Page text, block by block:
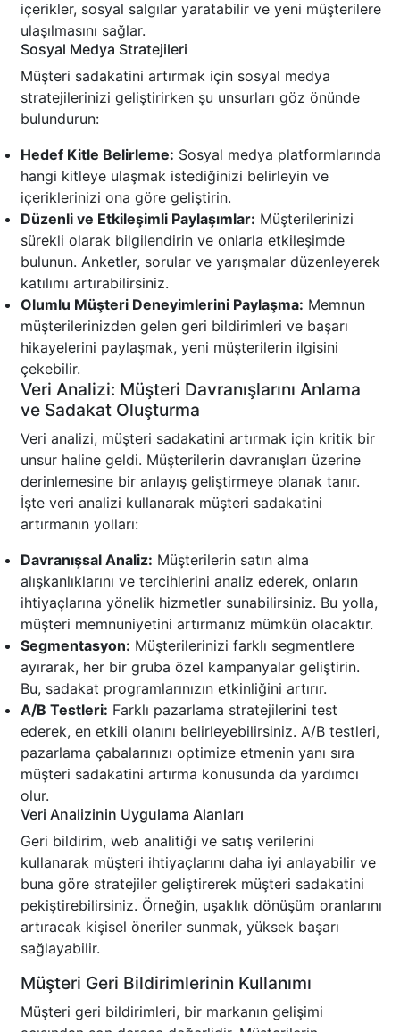
içerikler, sosyal salgılar yaratabilir ve yeni müşterilere
ulaşılmasını sağlar.
Sosyal Medya Stratejileri
Müşteri sadakatini artırmak için sosyal medya
stratejilerinizi geliştirirken şu unsurları göz önünde
bulundurun:
Hedef Kitle Belirleme: Sosyal medya platformlarında
hangi kitleye ulaşmak istediğinizi belirleyin ve
içeriklerinizi ona göre geliştirin.
Düzenli ve Etkileşimli Paylaşımlar: Müşterilerinizi
sürekli olarak bilgilendirin ve onlarla etkileşimde
bulunun. Anketler, sorular ve yarışmalar düzenleyerek
katılımı artırabilirsiniz.
Olumlu Müşteri Deneyimlerini Paylaşma: Memnun
müşterilerinizden gelen geri bildirimleri ve başarı
hikayelerini paylaşmak, yeni müşterilerin ilgisini
çekebilir.
Veri Analizi: Müşteri Davranışlarını Anlama
ve Sadakat Oluşturma
Veri analizi, müşteri sadakatini artırmak için kritik bir
unsur haline geldi. Müşterilerin davranışları üzerine
derinlemesine bir anlayış geliştirmeye olanak tanır.
İşte veri analizi kullanarak müşteri sadakatini
artırmanın yolları:
Davranışsal Analiz: Müşterilerin satın alma
alışkanlıklarını ve tercihlerini analiz ederek, onların
ihtiyaçlarına yönelik hizmetler sunabilirsiniz. Bu yolla,
müşteri memnuniyetini artırmanız mümkün olacaktır.
Segmentasyon: Müşterilerinizi farklı segmentlere
ayırarak, her bir gruba özel kampanyalar geliştirin.
Bu, sadakat programlarınızın etkinliğini artırır.
A/B Testleri: Farklı pazarlama stratejilerini test
ederek, en etkili olanını belirleyebilirsiniz. A/B testleri,
pazarlama çabalarınızı optimize etmenin yanı sıra
müşteri sadakatini artırma konusunda da yardımcı
olur.
Veri Analizinin Uygulama Alanları
Geri bildirim, web analitiği ve satış verilerini
kullanarak müşteri ihtiyaçlarını daha iyi anlayabilir ve
buna göre stratejiler geliştirerek müşteri sadakatini
pekiştirebilirsiniz. Örneğin, uşaklık dönüşüm oranlarını
artıracak kişisel öneriler sunmak, yüksek başarı
sağlayabilir.
Müşteri Geri Bildirimlerinin Kullanımı
Müşteri geri bildirimleri, bir markanın gelişimi